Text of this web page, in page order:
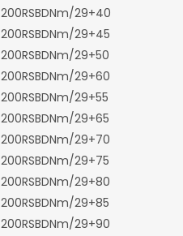
200RSBDNm/29+40
200RSBDNm/29+45
200RSBDNm/29+50
200RSBDNm/29+60
200RSBDNm/29+55
200RSBDNm/29+65
200RSBDNm/29+70
200RSBDNm/29+75
200RSBDNm/29+80
200RSBDNm/29+85
200RSBDNm/29+90